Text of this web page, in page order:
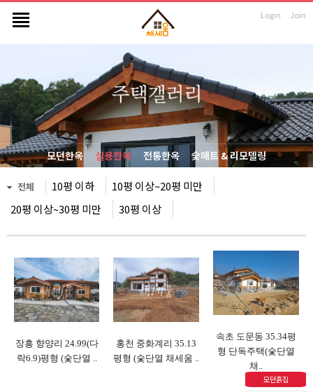
Login Join
모던한옥 실용한옥 전통한옥 숯매트 & 리모델링
모던흙집
전체 10평 이하
10평 이상~20평 미만
20평 이상~30평 미만
30평 이상
장흥 향양리 24.99(다
락6.9)평형 (숯단열 ..
홍천 중화계리 35.13
평형 (숯단열 채세움 ..
속초 도문동 35.34평
형 단독주택(숯단열
채..